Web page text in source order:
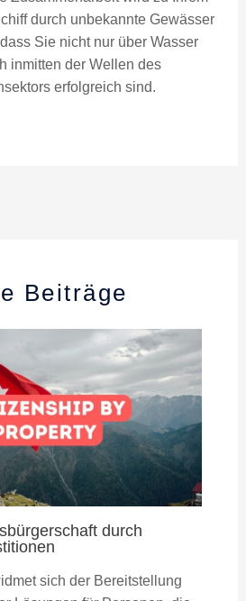
durch unbekannte Gewässer
Sie nicht nur über Wasser
inmitten der Wellen des
erfolgreich sind.
Beiträge
durch
sich der Bereitstellung